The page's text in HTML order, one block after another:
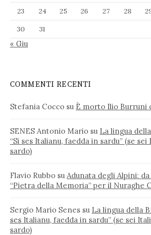
23
24 25 26 27 28
30
31
« Giu
COMMENTI RECENTI
Stefania Cocco su È morto Ilio Burruni
SENES Antonio Mario su La lingua
“Si ses Italianu, faedda in sardu” (se
sardo)
Flavio Rubbo su Adunata degli Alpini:
“Pietra della Memoria” per il Nuraghe
Sergio Mario Senes su La lingua della
ses Italianu, faedda in sardu” (se sei
sardo)